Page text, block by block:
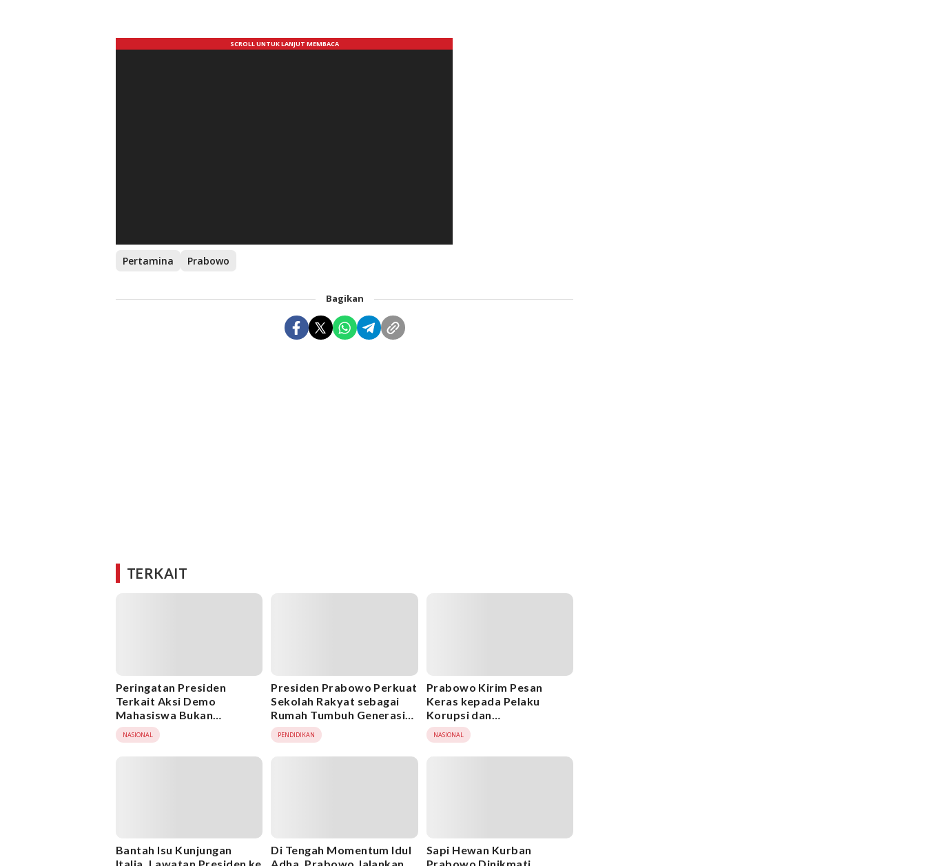
Pertamina Prabowo
Bagikan
TERKAIT
Peringatan Presiden
Terkait Aksi Demo
Mahasiswa Bukan
Membatasi Hak
Berpendapat
NASIONAL
Presiden Prabowo Perkuat
Sekolah Rakyat sebagai
Rumah Tumbuh Generasi
Unggul
PENDIDIKAN
Prabowo Kirim Pesan
Keras kepada Pelaku
Korupsi dan
Penyalahgunaan Jabatan
NASIONAL
Bantah Isu Kunjungan
Di Tengah Momentum Idul
Sapi Hewan Kurban